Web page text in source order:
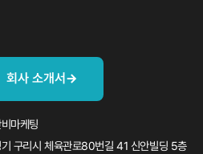
회사 소개서
마케팅
구리시 체육관로80번길 41 신안빌딩 5층